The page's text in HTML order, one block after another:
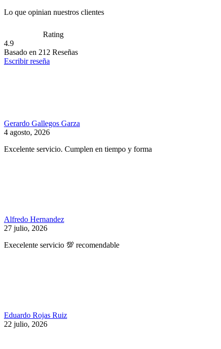
Lo que opinian nuestros clientes
Rating
4.9
Basado en 212 Reseñas
Escribir reseña
Gerardo Gallegos Garza
4 agosto, 2026
Excelente servicio. Cumplen en tiempo y forma
Alfredo Hernandez
27 julio, 2026
Execelente servicio 💯 recomendable
Eduardo Rojas Ruiz
22 julio, 2026